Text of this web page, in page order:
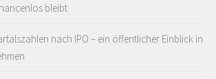
bleibt
nach IPO – ein öffentlicher Einblick in